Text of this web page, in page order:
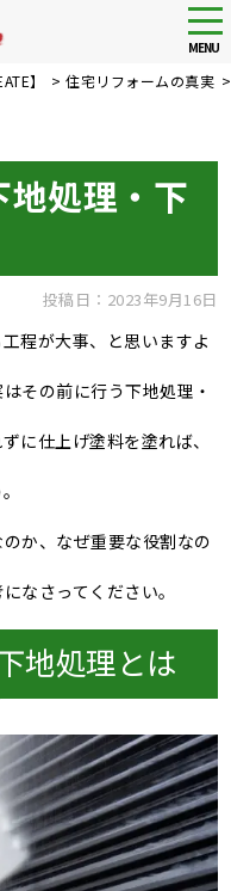
MENU
】 >住宅リフォームの真実
処理・下
投稿日：2023年9月16日
程が大事、と思いますよ
その前に行う下地処理・
に仕上げ塗料を塗れば、
か、なぜ重要な役割なの
なさってください。
地処理とは